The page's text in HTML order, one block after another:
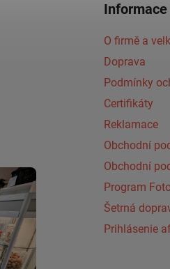
O firmě a
Doprava
Podmínky
Certifikáty
Reklamace
Obchodní
Obchodní
Program
Šetrná
Prihlásenie